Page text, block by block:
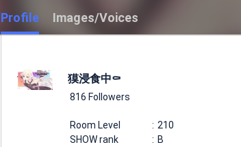
Profile Images/Voices
獏浸食中⚰
816 Followers
Room Level
210
SHOW rank
B